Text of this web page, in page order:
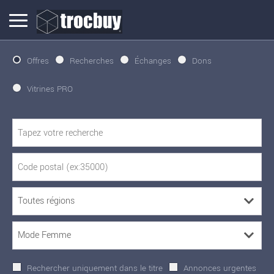
Offres Recherches Échanges Dons
Vitrines PRO
Rechercher uniquement dans le titre Annonces urgentes